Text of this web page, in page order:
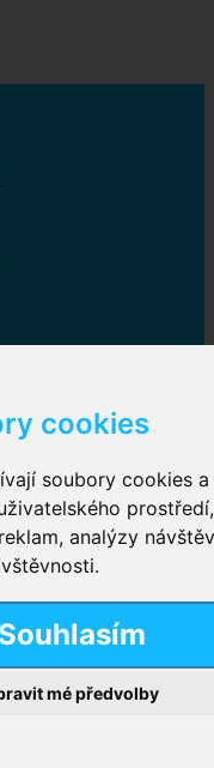
cookies
soubory cookies
analýzy
Souhlasím
mé předvolby
,Plenkové kalhotky
kalhotky dámské